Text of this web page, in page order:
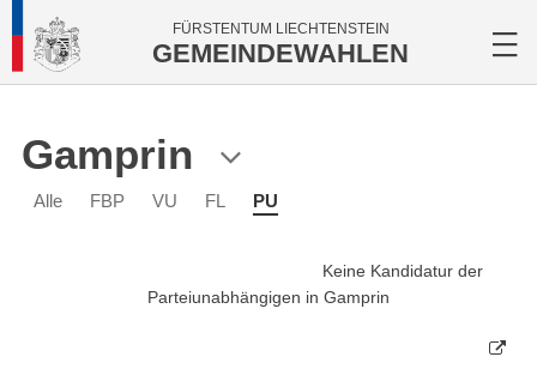
FÜRSTENTUM LIECHTENSTEIN
GEMEINDEWAHLEN
Gamprin
Alle FBP VU FL PU
Keine Kandidatur der
Parteiunabhängigen in Gamprin